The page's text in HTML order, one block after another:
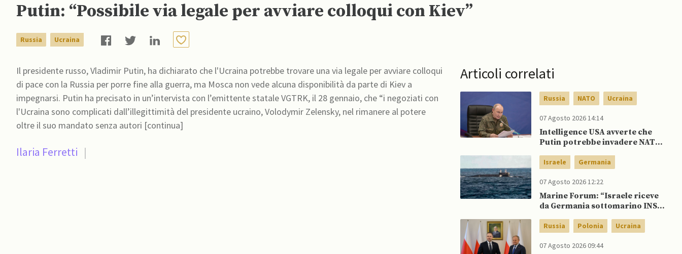
Putin: “Possibile via legale per avviare colloqui con Kiev”
Russia Ucraina
Il presidente russo, Vladimir Putin, ha dichiarato che l'Ucraina potrebbe trovare una via legale per avviare colloqui
di pace con la Russia per porre fine alla guerra, ma Mosca non vede alcuna disponibilità da parte di Kiev a
impegnarsi. Putin ha precisato in un’intervista con l’emittente statale VGTRK, il 28 gennaio, che “i negoziati con
l'Ucraina sono complicati dall’illegittimità del presidente ucraino, Volodymir Zelensky, nel rimanere al potere
oltre il suo mandato senza autori [continua]
Ilaria Ferretti |
Articoli correlati
Russia NATO Ucraina
07 Agosto 2026 14:14
Intelligence USA avverte che
Putin potrebbe invadere NATO
Ucraina
Israele Germania
07 Agosto 2026 12:22
Marine Forum: “Israele riceve
da Germania sottomarino INS
Russia Polonia Ucraina
07 Agosto 2026 09:44